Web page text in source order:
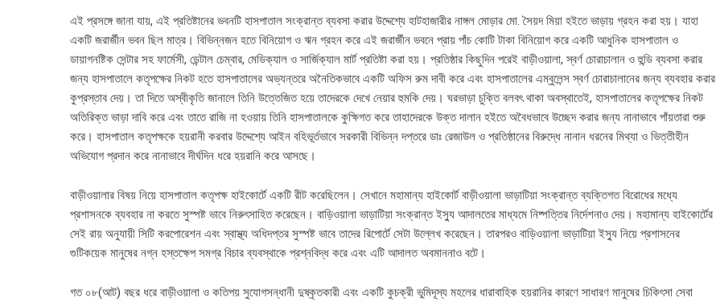
এই প্রসঙ্গে জানা যায়, এই প্রতিষ্টানের ভবনটি হাসপাতাল সংক্রান্ত ব্যবসা করার উদ্দেশ্যে হাটহাজারীর নাঙ্গল মোড়ার মো. সৈয়দ মিয়া হইতে ভাড়ায় গ্রহন করা হয়। যাহা
একটি জরার্জীন ভবন ছিল মাত্র। বিভিন্নজন হতে বিনিয়োগ ও ঋন গ্রহন করে এই জরার্জীন ভবনে প্রায় পাঁচ কোটি টাকা বিনিয়োগ করে একটি আধুনিক হাসপাতাল ও
ডায়াগনষ্টিক সেন্টার সহ ফার্মেসী, ডেন্টাল চেম্বার, মেডিক্যাল ও সার্জিক্যাল মার্ট প্রতিষ্টা করা হয়। প্রতিষ্ঠার কিছুদিন পরেই বাড়ীওয়ালা, স্বর্ণ চোরাচালান ও হুন্ডি ব্যবসা করার
জন্য হাসপাতালে কতৃপক্ষের নিকট হতে হাসপাতালের অভ্যন্তরে অনৈতিকভাবে একটি অফিস রুম দাবী করে এবং হাসপাতালের এম্বুলেন্স স্বর্ণ চোরাচালানের জন্য ব্যবহার করার
কুপ্রস্তাব দেয়। তা দিতে অস্বীকৃতি জানালে তিনি উত্তেজিত হয়ে তাদেরকে দেখে নেয়ার হুমকি দেয়। ঘরভাড়া চুক্তি বলবৎ থাকা অবস্থাতেই, হাসপাতালের কতৃপক্ষের নিকট
অতিরিক্ত ভাড়া দাবি করে এবং তাতে রাজি না হওয়ায় তিনি হাসপাতালকে কুক্ষিগত করে তাহাদেরকে উক্ত দালান হইতে অবৈধভাবে উচ্ছেদ করার জন্য নানাভাবে পাঁয়তারা শুরু
করে। হাসপাতাল কতৃপক্ষকে হয়রানী করবার উদ্দেশ্যে আইন বহিভূর্তভাবে সরকারী বিভিন্ন দপ্তরে ডাঃ রেজাউল ও প্রতিষ্ঠানের বিরুদ্ধে নানান ধরনের মিথ্যা ও ভিত্তীহীন
অভিযোগ প্রদান করে নানাভাবে দীর্ঘদিন ধরে হয়রানি করে আসছে।
বাড়ীওয়ালার বিষয় নিয়ে হাসপাতাল কতৃপক্ষ হাইকোর্টে একটি রীট করেছিলেন। সেখানে মহামান্য হাইকোর্ট বাড়ীওয়ালা ভাড়াটিয়া সংক্রান্ত ব্যক্তিগত বিরোধের মধ্যে
প্রশাসনকে ব্যবহার না করতে সুস্পষ্ট ভাবে নিরুৎসাহিত করেছেন। বাড়িওয়ালা ভাড়াটিয়া সংক্রান্ত ইস্যু আদালতের মাধ্যমে নিষ্পত্তির নির্দেশনাও দেয়। মহামান্য হাইকোর্টের
সেই রায় অনুযায়ী সিটি করপোরেশন এবং স্বাস্থ্য অধিদপ্তর সুস্পষ্ট ভাবে তাদের রিপোর্টে সেটা উল্লেখ করেছেন। তারপরও বাড়িওয়ালা ভাড়াটিয়া ইস্যু নিয়ে প্রশাসনের
গুটিকয়েক মানুষের নগ্ন হস্তক্ষেপ সমগ্র বিচার ব্যবস্থাকে প্রশ্নবিদ্ধ করে এবং এটি আদালত অবমাননাও বটে।
গত ০৮(আট) বছর ধরে বাড়ীওয়ালা ও কতিপয় সুযোগসন্ধানী দুষ্কৃতকারী এবং একটি কুচক্রী ভুমিদূস্য মহলের ধারাবাহিক হয়রানির কারণে সাধারণ মানুষের চিকিৎসা সেবা